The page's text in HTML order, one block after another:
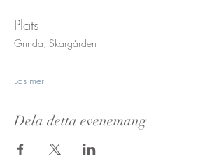
Plats
Grinda, Skärgården
Läs mer
Dela detta evenemang